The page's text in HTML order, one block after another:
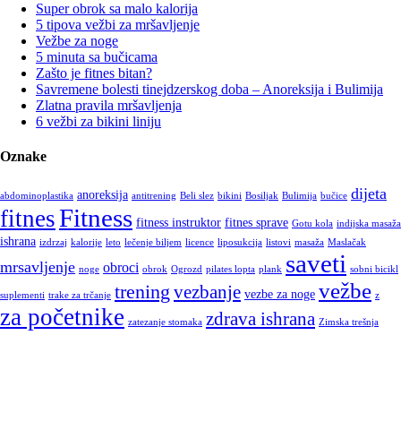
Super obrok sa malo kalorija
5 tipova vežbi za mršavljenje
Vežbe za noge
5 minuta sa bučicama
Zašto je fitnes bitan?
Savremene bolesti tinejdzerskog doba – Anoreksija i Bulimija
Zlatna pravila mršavljenja
6 vežbi za bikini liniju
Oznake
abdominoplastika anoreksija antitrening Beli slez bikini Bosiljak Bulimija bučice dijeta
fitnesFitness fitness instruktor fitnes sprave Gotu kola indijska masaža
ishrana izdrzaj kalorije leto lečenje biljem licence liposukcija listovi masaža Maslačak
mrsavljenje noge obroci obrok Ogrozd pilates lopta plank saveti sobni bicikl
suplementi trake za trčanje trening vezbanje vezbe za noge vežbe z
za početnike zatezanje stomaka zdrava ishrana Zimska trešnja